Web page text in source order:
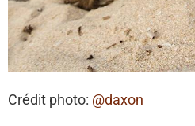
Crédit photo: @daxon